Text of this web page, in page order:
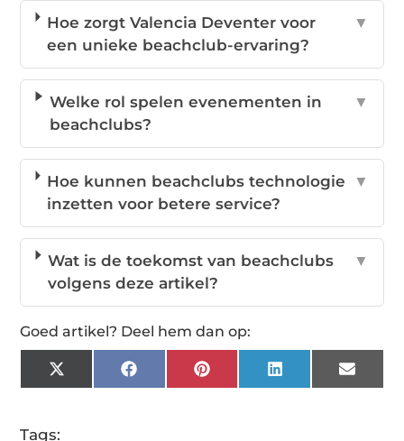
Hoe zorgt Valencia Deventer voor
een unieke beachclub-ervaring?
▼
Welke rol spelen evenementen in
beachclubs?
▼
Hoe kunnen beachclubs technologie
inzetten voor betere service?
▼
Wat is de toekomst van beachclubs
volgens deze artikel?
▼
Goed artikel? Deel hem dan op:
X
(Twitter)
FacebookPinterestLinkedInEmail
Tags: